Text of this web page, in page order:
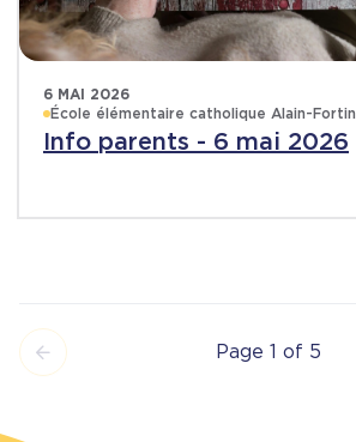
6 MAI 2026
École élémentaire catholique Alain-Fortin
Info parents - 6 mai 2026
Pagination Page 1 of 5